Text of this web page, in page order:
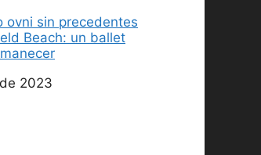
ovni sin precedentes
Beach: un ballet
2023